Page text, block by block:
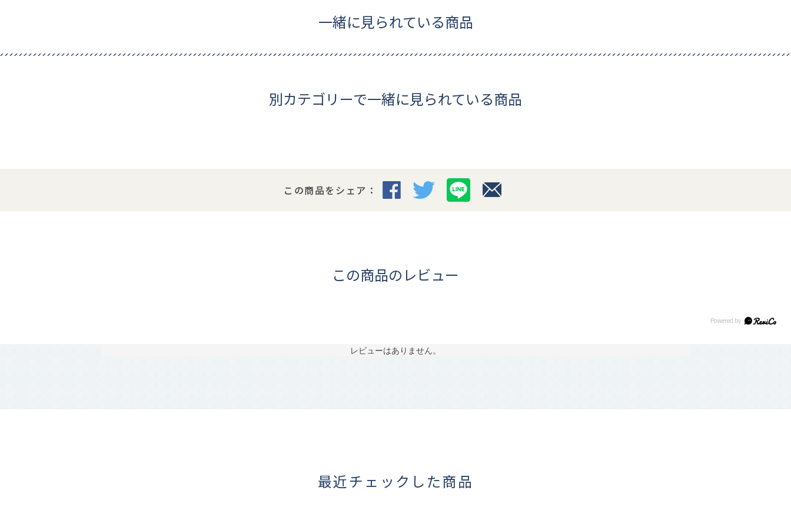
一緒に見られている商品
別カテゴリーで一緒に見られている商品
この商品をシェア：
この商品のレビュー
レビューはありません。
最近チェックした商品